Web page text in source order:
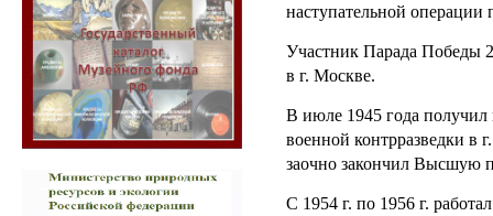
наступательной
Участник Парада Победы
в г. Москве.
В июле 1945 года получил
военной контрразведки в
заочно закончил
С 1954 г. по 1956 г.